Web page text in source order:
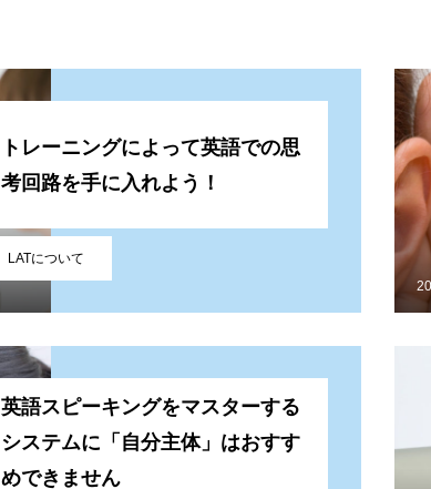
LATについて
トレーニングによって英語での思
考回路を手に入れよう！
英語スピーキングをマスターする
システムに「自分主体」はおすす
めできません